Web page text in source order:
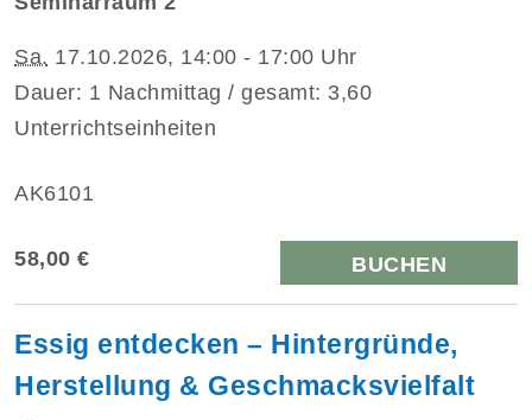
Sa. 17.10.2026, 14:00 - 17:00 Uhr
Dauer: 1 Nachmittag / gesamt: 3,60
Unterrichtseinheiten
AK6101
58,00 € BUCHEN
Essig entdecken – Hintergründe,
Herstellung & Geschmacksvielfalt